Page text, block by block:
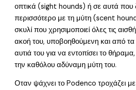
οπτικά (sight hounds) ή σε αυτά που
περισσότερο με τη μύτη (scent
σκυλί που χρησιμοποιεί όλες τις
ακοή του, υποβοηθούμενη και από τα
αυτιά του για να εντοπίσει το
την καθόλου αδύναμη μύτη του.
Οταν ψάχνει το Podenco τροχάζει